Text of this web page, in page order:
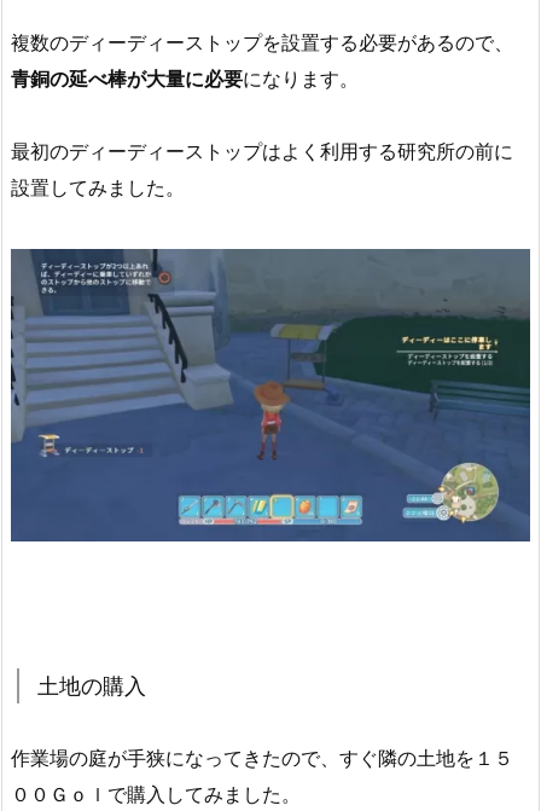
複数のディーディーストップを設置する必要があるので、
青銅の延べ棒が大量に必要になります。
最初のディーディーストップはよく利用する研究所の前に
設置してみました。
土地の購入
作業場の庭が手狭になってきたので、すぐ隣の土地を１５
００Ｇｏｌで購入してみました。